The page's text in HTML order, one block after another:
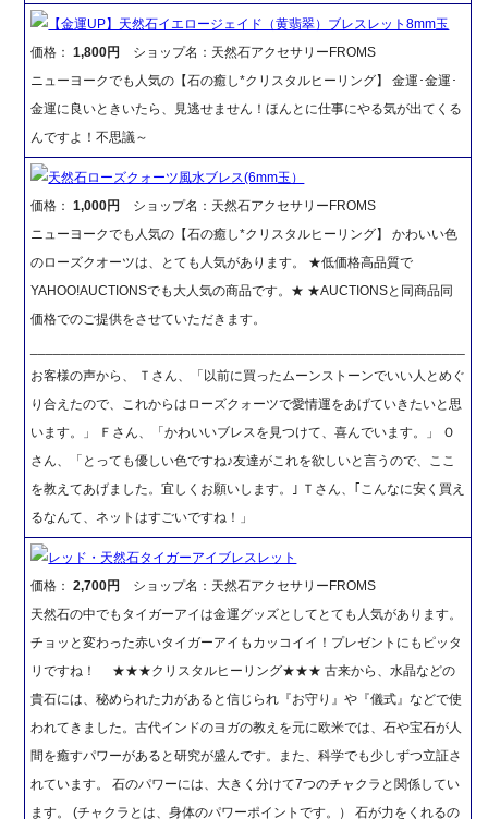
【金運UP】天然石イエロージェイド（黄翡翠）ブレスレット8mm玉
価格：1,800円
ショップ名：天然石アクセサリーFROMS
ニューヨークでも人気の【石の癒し*クリスタルヒーリング】 金運･金運･
金運に良いときいたら、見逃せません！ほんとに仕事にやる気が出てくる
んですよ！不思議～
天然石ローズクォーツ風水ブレス(6mm玉）
価格：1,000円
ショップ名：天然石アクセサリーFROMS
ニューヨークでも人気の【石の癒し*クリスタルヒーリング】 かわいい色
のローズクオーツは、とても人気があります。 ★低価格高品質で
YAHOO!AUCTIONSでも大人気の商品です。★ ★AUCTIONSと同商品同
価格でのご提供をさせていただきます。
お客様の声から、 Ｔさん、「以前に買ったムーンストーンでいい人とめぐ
り合えたので、これからはローズクォーツで愛情運をあげていきたいと思
います。」 Ｆさん、「かわいいブレスを見つけて、喜んでいます。」 Ｏ
さん、「とっても優しい色ですね♪友達がこれを欲しいと言うので、ここ
を教えてあげました。宜しくお願いします。｣ Ｔさん、｢こんなに安く買え
るなんて、ネットはすごいですね！」
レッド・天然石タイガーアイブレスレット
価格：2,700円
ショップ名：天然石アクセサリーFROMS
天然石の中でもタイガーアイは金運グッズとしてとても人気があります。
チョッと変わった赤いタイガーアイもカッコイイ！プレゼントにもピッタ
リですね！ ★★★クリスタルヒーリング★★★ 古来から、水晶などの
貴石には、秘められた力があると信じられ『お守り』や『儀式』などで使
われてきました。古代インドのヨガの教えを元に欧米では、石や宝石が人
間を癒すパワーがあると研究が盛んです。また、科学でも少しずつ立証さ
れています。 石のパワーには、大きく分けて7つのチャクラと関係してい
ます。 (チャクラとは、身体のパワーポイントです。） 石が力をくれるの